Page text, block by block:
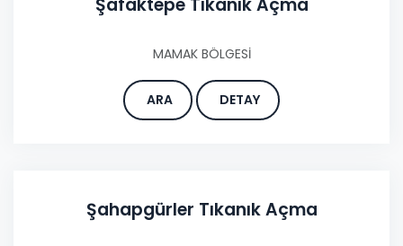
Şafaktepe Tıkanık Açma
MAMAK BÖLGESİ
ARA DETAY
Şahapgürler Tıkanık Açma